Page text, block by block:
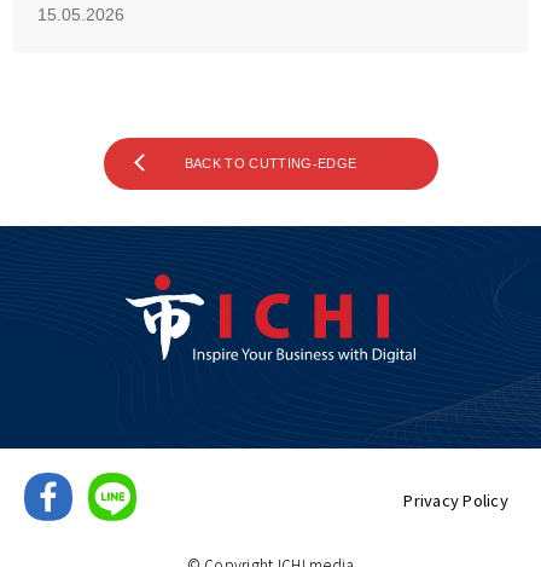
15.05.2026
BACK TO CUTTING-EDGE
Privacy Policy